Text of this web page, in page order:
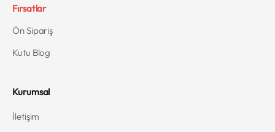
Fırsatlar
Ön Sipariş
Kutu Blog
Kurumsal
İletişim